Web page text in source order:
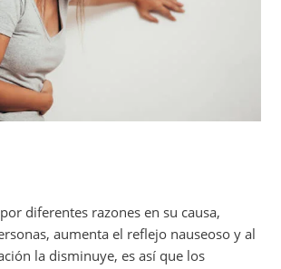
diferentes razones en su causa,
aumenta el reflejo nauseoso y al
la disminuye, es así que los